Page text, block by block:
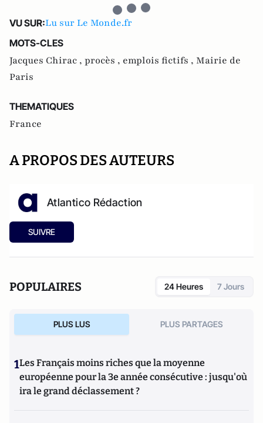
VU SUR:Lu sur Le Monde.fr
MOTS-CLES
Jacques Chirac , procès , emplois fictifs , Mairie de
Paris
THEMATIQUES
France
A PROPOS DES AUTEURS
Atlantico Rédaction
SUIVRE
POPULAIRES 24 Heures 7 Jours
PLUS LUS PLUS PARTAGES
1Les Français moins riches que la moyenne
européenne pour la 3e année consécutive : jusqu'où
ira le grand déclassement ?